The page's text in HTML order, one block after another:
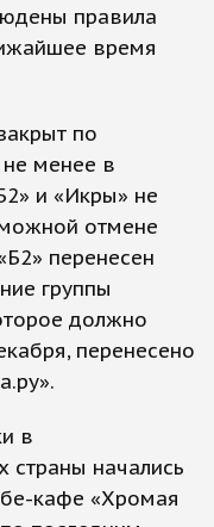
правила
время
по
менее в
и «Икры» не
отмене
перенесен
группы
должно
перенесено
в
страны начались
кафе «Хромая